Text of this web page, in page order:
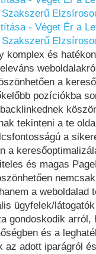
- Véget Ér a
komplex és
a
pozíciókba
tekinteni a te
a
a
és magas
a weboldalad
ügyfelek/
gondoskodik arról,
és a
az adott iparágról